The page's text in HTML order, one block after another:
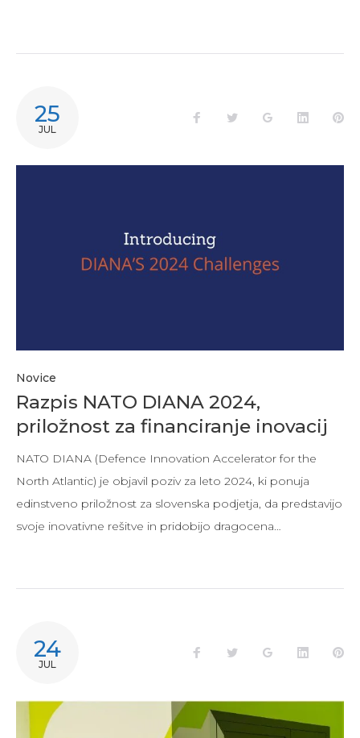
25
JUL
Novice
Razpis NATO DIANA 2024,
priložnost za financiranje inovacij
NATO DIANA (Defence Innovation Accelerator for the
North Atlantic) je objavil poziv za leto 2024, ki ponuja
edinstveno priložnost za slovenska podjetja, da predstavijo
svoje inovativne rešitve in pridobijo dragocena…
24
JUL